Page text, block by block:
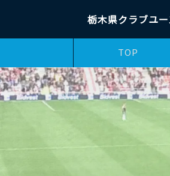
栃木県クラブユ
TOP